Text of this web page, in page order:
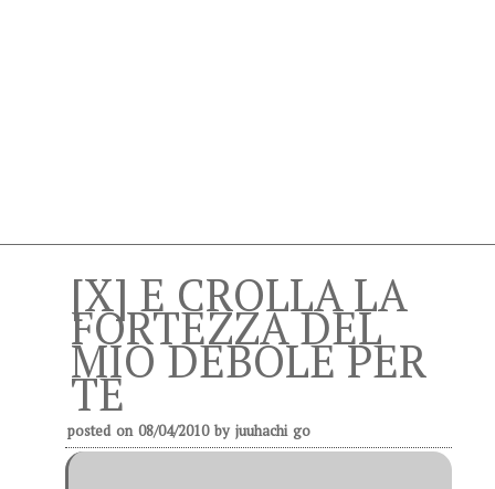
[X] E CROLLA LA
FORTEZZA DEL
MIO DEBOLE PER
TE
posted on 08/04/2010by juuhachi go